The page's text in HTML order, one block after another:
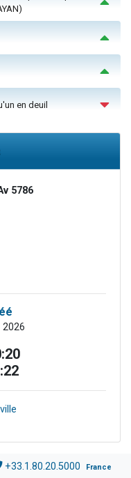
en deuil
5786
+33.1.80.20.5000 France